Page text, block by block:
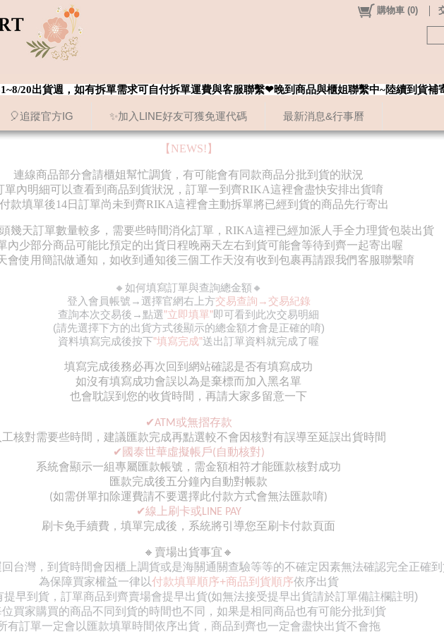
🎈追蹤官方IG ✨加入LINE好友可獲免運代碼 最新消息&行事曆
購物車 (0)
20出貨週，如有拆單需求可自付拆單運費與客服聯繫❤晚到商品與櫃姐聯繫中~陸續到貨補